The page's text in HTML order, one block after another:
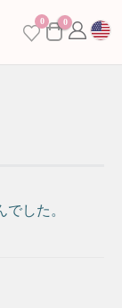
0 0
した。